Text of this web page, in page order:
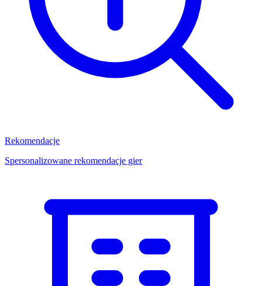
Rekomendacje
Spersonalizowane rekomendacje gier